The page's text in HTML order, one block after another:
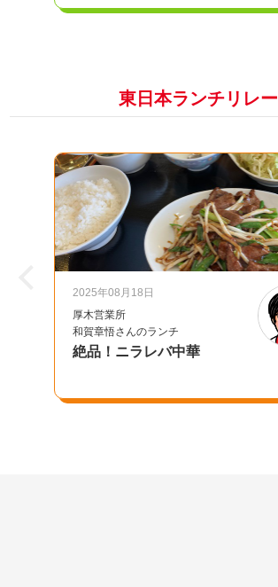
東日本ランチリレー
2025年08月18日
厚木営業所
和賀章悟さんのランチ
絶品！ニラレバ中華